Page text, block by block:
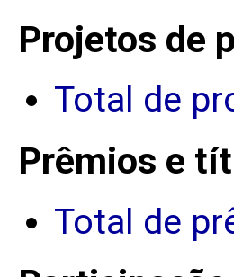
Projetos de
Total de
Prêmios e
Total de